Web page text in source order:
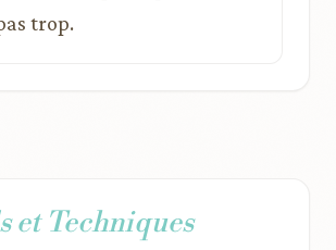
trop.
et Techniques